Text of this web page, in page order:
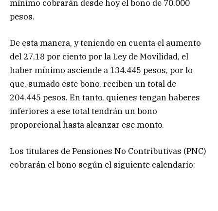
mínimo cobrarán desde hoy el bono de 70.000
pesos.
De esta manera, y teniendo en cuenta el aumento
del 27,18 por ciento por la Ley de Movilidad, el
haber mínimo asciende a 134.445 pesos, por lo
que, sumado este bono, reciben un total de
204.445 pesos. En tanto, quienes tengan haberes
inferiores a ese total tendrán un bono
proporcional hasta alcanzar ese monto.
Los titulares de Pensiones No Contributivas (PNC)
cobrarán el bono según el siguiente calendario: